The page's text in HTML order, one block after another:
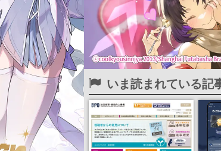
いま読まれている記